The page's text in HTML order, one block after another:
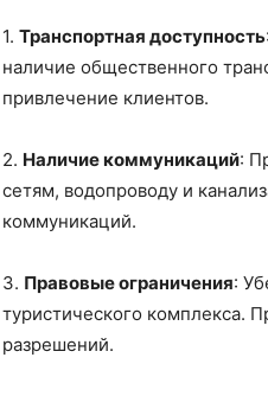
1. Транспортная доступность
наличие общественного
привлечение клиентов.
2. Наличие коммуникаций:
сетям, водопроводу и
коммуникаций.
3. Правовые ограничения:
туристического комплекса.
разрешений.